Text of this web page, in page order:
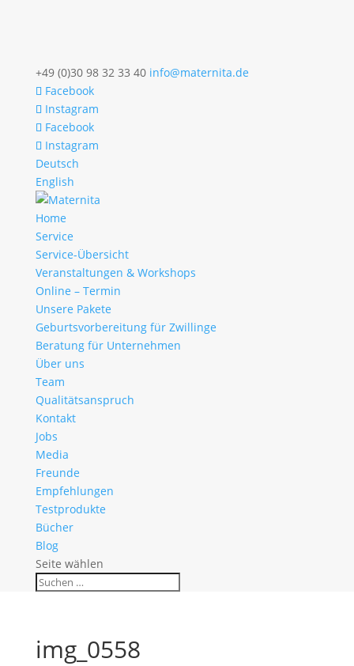
+49 (0)30 98 32 33 40 info@maternita.de
Facebook
Instagram
Facebook
Instagram
Deutsch
English
Home
Service
Service-Übersicht
Veranstaltungen & Workshops
Online – Termin
Unsere Pakete
Geburtsvorbereitung für Zwillinge
Beratung für Unternehmen
Über uns
Team
Qualitätsanspruch
Kontakt
Jobs
Media
Freunde
Empfehlungen
Testprodukte
Bücher
Blog
Seite wählen
img_0558